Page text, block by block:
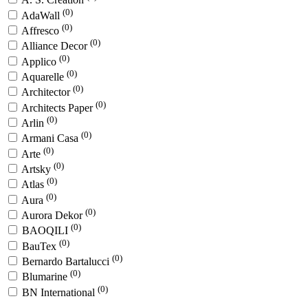
AdaWall (0)
Affresco (0)
Alliance Decor (0)
Applico (0)
Aquarelle (0)
Architector (0)
Architects Paper (0)
Arlin (0)
Armani Casa (0)
Arte (0)
Artsky (0)
Atlas (0)
Aura (0)
Aurora Dekor (0)
BAOQILI (0)
BauTex (0)
Bernardo Bartalucci (0)
Blumarine (0)
BN International (0)